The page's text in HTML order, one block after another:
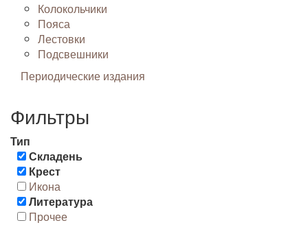
Колокольчики
Пояса
Лестовки
Подсвешники
Периодические издания
Фильтры
Тип
Складень
Крест
Икона
Литература
Прочее